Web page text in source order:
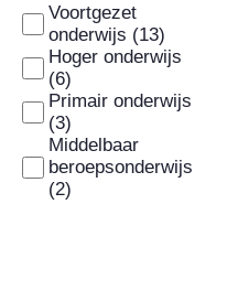
automatically
applied
when
changed.
Voortgezet
onderwijs (13)
Hoger onderwijs
(6)
Primair onderwijs
(3)
Middelbaar
beroepsonderwijs
(2)